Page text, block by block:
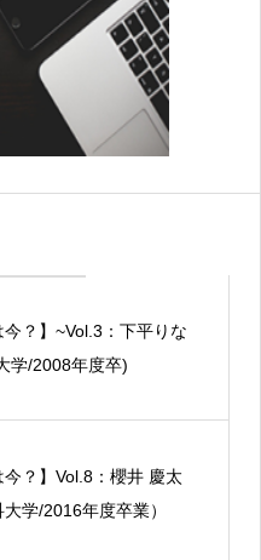
今？】~Vol.3：下平りな
学/2008年度卒)
今？】Vol.8：櫻井 慶太
大学/2016年度卒業）